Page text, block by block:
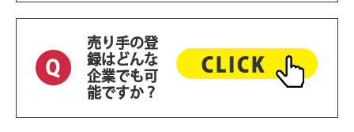
売り手の登
録はどんな
企業でも可
能ですか？